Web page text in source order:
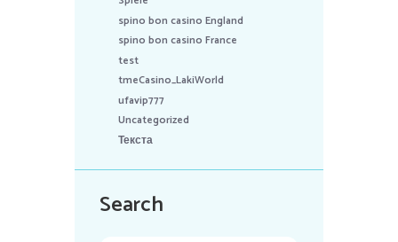
spino bon casino England
spino bon casino France
test
tmeCasino_LakiWorld
ufavip777
Uncategorized
Текста
Search